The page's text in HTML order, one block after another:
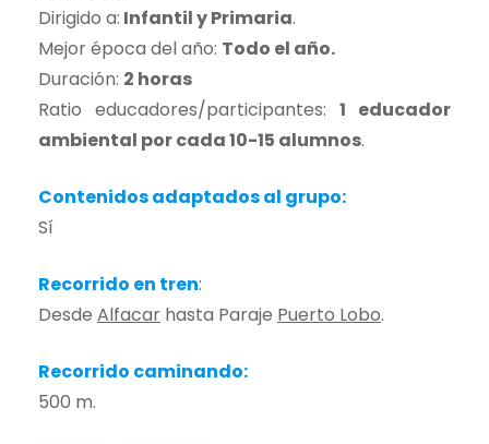
Dirigido a: Infantil y Primaria.
Mejor época del año: Todo el año.
Duración: 2 horas
Ratio educadores/participantes: 1 educador
ambiental por cada 10-15 alumnos.
Contenidos adaptados al grupo:
Sí
Recorrido en tren:
Desde Alfacar hasta Paraje Puerto Lobo.
Recorrido caminando:
500 m.